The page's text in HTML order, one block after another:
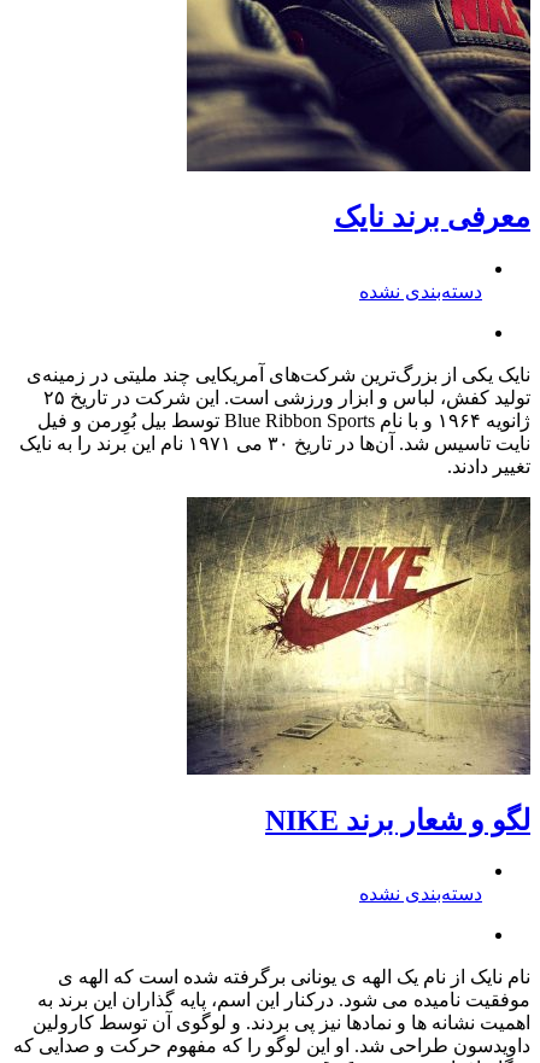
معرفی برند نایک
دسته‌بندی نشده
نایک یکی از بزرگ‌ترین شرکت‌های آمریکایی چند ملیتی در زمینه‌ی‌
تولید کفش‌، لباس و ابزار ورزشی است. این شرکت در تاریخ ۲۵
ژانویه ۱۹۶۴ و با نام Blue Ribbon Sports توسط بیل بُوِرمن و فیل
نایت تاسیس شد. آن‌ها در تاریخ ۳۰ می ۱۹۷۱ نام این برند را به نایک
تغییر دادند.
لگو و شعار برند NIKE
دسته‌بندی نشده
نام نایک از نام یک الهه ی یونانی برگرفته شده است که الهه ی
موفقیت نامیده می شود. درکنار این اسم، پایه گذاران این برند به
اهمیت نشانه ها و نمادها نیز پی بردند. و لوگوی آن توسط کارولین
داویدسون طراحی شد. او این لوگو را که مفهوم حرکت و صدایی که